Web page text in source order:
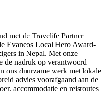
met de Travelife Partner
Evaneos Local Hero Award-
in Nepal. Met onze
de nadruk op verantwoord
ons duurzame werk met lokale
advies voorafgaand aan de
accommodatie en reisroutes